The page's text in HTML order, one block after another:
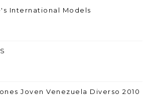
International Models
Joven Venezuela Diverso 2010